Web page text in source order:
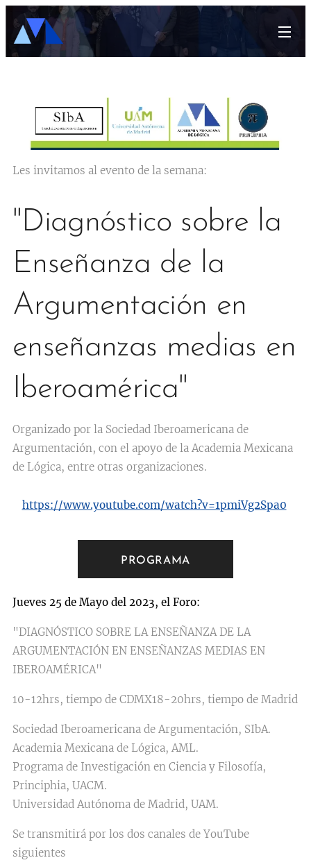
Les invitamos al evento de la semana:
"Diagnóstico sobre la
Enseñanza de la
Argumentación en
enseñanzas medias en
Iberoamérica"
Organizado por la Sociedad Iberoamericana de
Argumentación, con el apoyo de la Academia Mexicana
de Lógica, entre otras organizaciones.
https://www.youtube.com/watch?v=1pmiVg2Spa0
PROGRAMA
Jueves 25 de Mayo del 2023, el Foro:
"DIAGNÓSTICO SOBRE LA ENSEÑANZA DE LA
ARGUMENTACIÓN EN ENSEÑANZAS MEDIAS EN
IBEROAMÉRICA"
10-12hrs, tiempo de CDMX18-20hrs, tiempo de Madrid
Sociedad Iberoamericana de Argumentación, SIbA.
Academia Mexicana de Lógica, AML.
Programa de Investigación en Ciencia y Filosofía,
Principhia, UACM.
Universidad Autónoma de Madrid, UAM.
Se transmitirá por los dos canales de YouTube
siguientes